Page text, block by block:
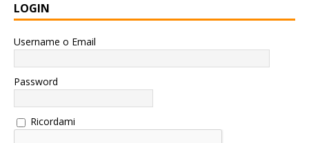
LOGIN
Username o Email
Password
Ricordami